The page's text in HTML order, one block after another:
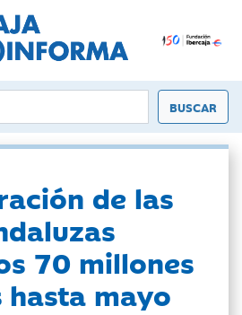
de las
70 millones
hasta mayo